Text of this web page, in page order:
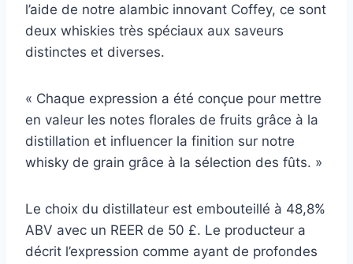
l’aide de notre alambic innovant Coffey, ce sont
deux whiskies très spéciaux aux saveurs
distinctes et diverses.
« Chaque expression a été conçue pour mettre
en valeur les notes florales de fruits grâce à la
distillation et influencer la finition sur notre
whisky de grain grâce à la sélection des fûts. »
Le choix du distillateur est embouteillé à 48,8%
ABV avec un REER de 50 £. Le producteur a
décrit l’expression comme ayant de profondes